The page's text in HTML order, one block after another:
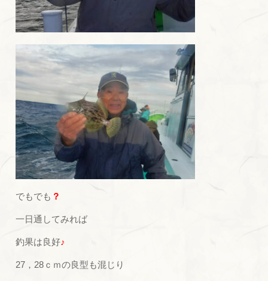
でもでも ？
一日通してみれば
釣果は良好♪
27，28ｃｍの良型も混じり